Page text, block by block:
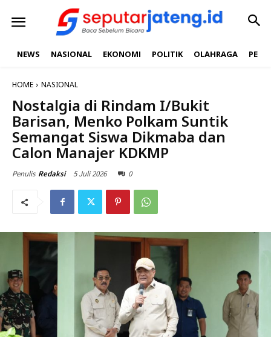
NEWS NASIONAL EKONOMI POLITIK OLAHRAGA
HOME NASIONAL
Nostalgia di Rindam I/Bukit
Barisan, Menko Polkam Suntik
Semangat Siswa Dikmaba dan
Calon Manajer KDKMP
Penulis Redaksi 5 Juli 2026 0